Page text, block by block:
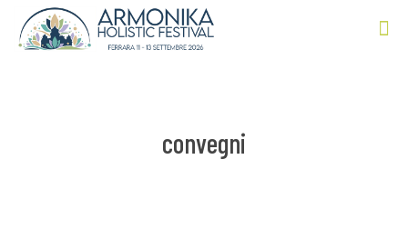
convegni